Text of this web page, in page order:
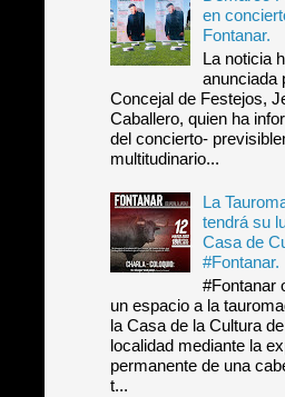
en
Fontanar.
La noticia
anunciada
Concejal de Festejos,
Caballero, quien ha
del concierto-
multitudinario...
La
tendrá su
Casa de
#Fontanar.
#Fontanar
un espacio a la
la Casa de la Cultura
localidad mediante la
permanente de una
t...